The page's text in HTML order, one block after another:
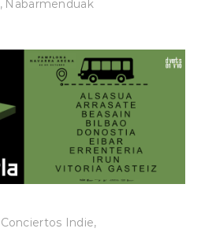
, Nabarmenduak
Conciertos Indie,